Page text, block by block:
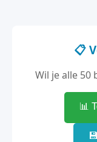
📋
Wil je alle 50
📊